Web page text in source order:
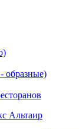
образные)